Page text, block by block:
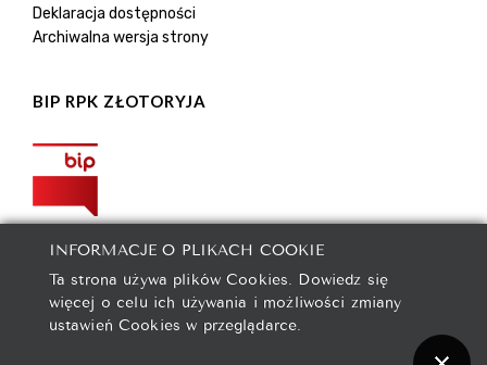
Deklaracja dostępności
Archiwalna wersja strony
BIP RPK ZŁOTORYJA
2021 © Rejonowe Przedsiębiorstwo Komunalne spółka z
INFORMACJE O PLIKACH COOKIE
Ta strona używa plików Cookies. Dowiedz się
więcej o celu ich używania i możliwości zmiany
ustawień Cookies w przeglądarce.